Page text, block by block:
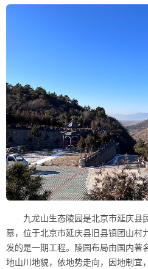
九龙山生态陵园是北京市延庆县
墓，位于北京市延庆县旧县镇团山村
发的是一期工程。陵园布局由国内著
地山川地貌，依地势走向，因地制宜